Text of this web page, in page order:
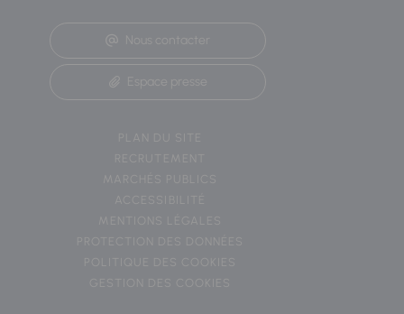
Nous contacter
Espace presse
PLAN DU SITE
RECRUTEMENT
MARCHÉS PUBLICS
ACCESSIBILITÉ
MENTIONS LÉGALES